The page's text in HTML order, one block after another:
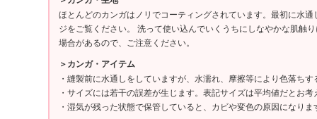
ほとんどのカンガはノリでコーティングされています。最初に水
ジをご覧ください。 洗って使い込んでいくうちにしなやかな肌触
場合があるので、ご注意ください。
＞カンガ・アイテム
・縫製前に水通しをしていますが、水濡れ、摩擦等により色落ち
・サイズには若干の誤差が生じます。表記サイズは平均値だとお
・湿気が残った状態で保管していると、カビや変色の原因になり